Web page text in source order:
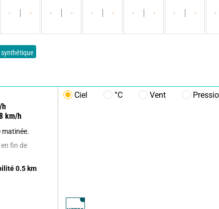
- - - - - - - - - - -
synthétique
km/h
matinée.
fin de
0.5 km
Ciel °C Vent